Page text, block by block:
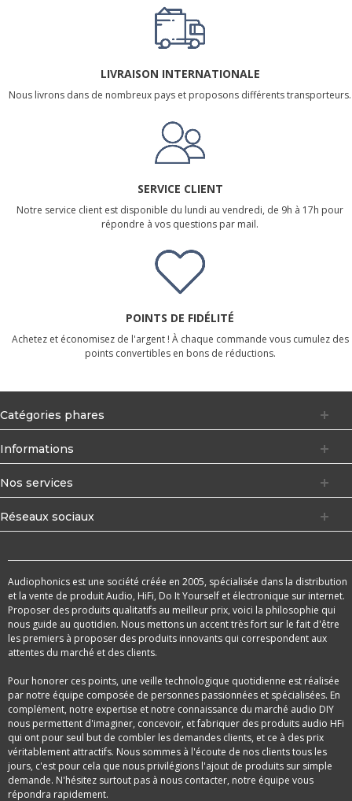
LIVRAISON INTERNATIONALE
Nous livrons dans de nombreux pays et proposons différents transporteurs.
SERVICE CLIENT
Notre service client est disponible du lundi au vendredi, de 9h à 17h pour
répondre à vos questions par mail.
POINTS DE FIDÉLITÉ
Achetez et économisez de l'argent ! À chaque commande vous cumulez des
points convertibles en bons de réductions.
Catégories phares
Informations
Nos services
Réseaux sociaux
Audiophonics est une société créée en 2005, spécialisée dans la distribution
et la vente de produit Audio, HiFi, Do It Yourself et électronique sur internet.
Proposer des produits qualitatifs au meilleur prix, voici la philosophie qui
nous guide au quotidien. Nous mettons un accent très fort sur le fait d'être
les premiers à proposer des produits innovants qui correspondent aux
attentes du marché et des clients.
Pour honorer ces points, une veille technologique quotidienne est réalisée
par notre équipe composée de personnes passionnées et spécialisées. En
complément, notre expertise et notre connaissance du marché audio DIY
nous permettent d'imaginer, concevoir, et fabriquer des produits audio HFi
qui ont pour seul but de combler les demandes clients, et ce à des prix
véritablement attractifs. Nous sommes à l'écoute de nos clients tous les
jours, c'est pour cela que nous privilégions l'ajout de produits sur simple
demande. N'hésitez surtout pas à nous contacter, notre équipe vous
répondra rapidement.